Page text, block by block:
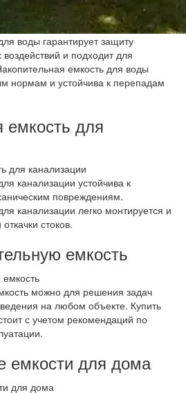
воды гарантирует защиту
и подходит для
емкость для воды
нормам и устойчива к перепадам
емкость для
канализации устойчива к
повреждениям.
канализации легко монтируется и
стоков.
емкость
можно для решения задач
на любом объекте. Купить
с учетом рекомендаций по
емкости для дома